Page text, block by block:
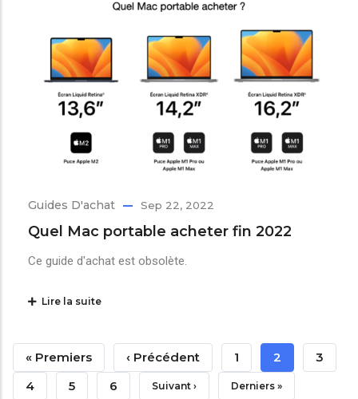
Guides D'achat Sep 22, 2022
Quel Mac portable acheter fin 2022
Ce guide d'achat est obsolète.
Lire la suite
Pagination
Première
Page
« Premiers
Page
Précédente
‹ Précédent Page
1
Page
Courante
2 Page
3
Page
4 Page
5 Page
6 Page
Suivant › Dernière
Derniers »